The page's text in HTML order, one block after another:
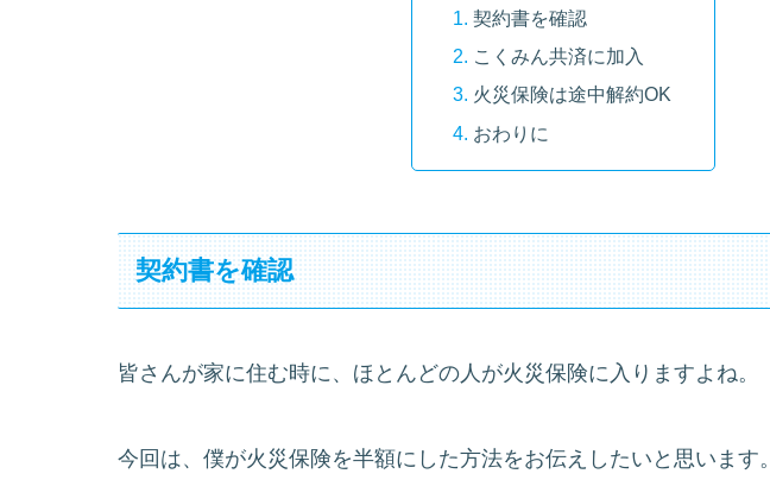
契約書を確認
こくみん共済に加入
火災保険は途中解約OK
おわりに
契約書を確認
皆さんが家に住む時に、ほとんどの人が火災保険に入りますよね。
今回は、僕が火災保険を半額にした方法をお伝えしたいと思います。